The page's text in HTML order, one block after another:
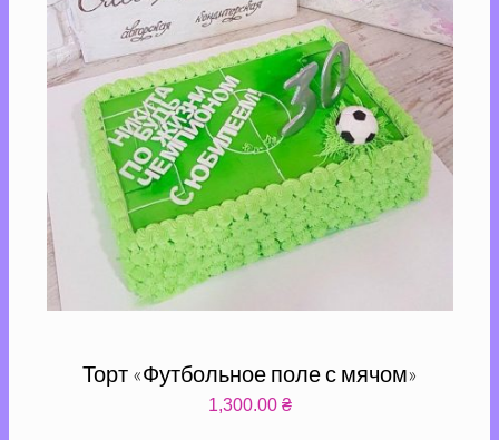
Торт «Футбольное поле с мячом»
1,300.00 ₴